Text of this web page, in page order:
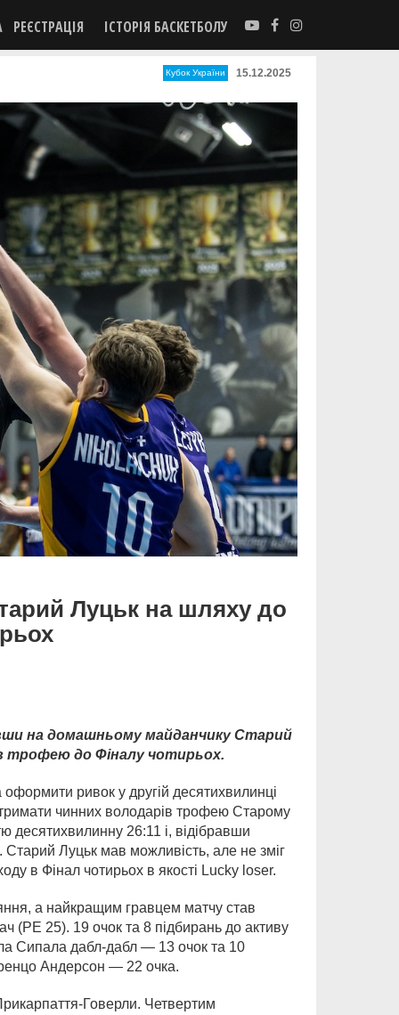
РЕЄСТРАЦІЯ ІСТОРІЯ БАСКЕТБОЛУ
Кубок України 15.12.2025
Луцьк на шляху до
на домашньому майданчику Старий
трофею до Фіналу чотирьох.
оформити ривок у другій десятихвилинці
чинних володарів трофею Старому
десятихвилинну 26:11 і, відібравши
Старий Луцьк мав можливість, але не зміг
в Фінал чотирьох в якості Lucky loser.
а найкращим гравцем матчу став
(РЕ 25). 19 очок та 8 підбирань до активу
Сипала дабл-дабл — 13 очок та 10
Андерсон — 22 очка.
Говерли. Четвертим